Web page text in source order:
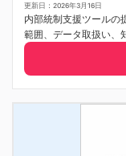
更新日：2026年3月16日
内部統制支援ツールの
範囲、データ取扱い、